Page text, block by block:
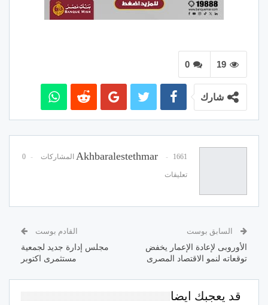
0 19
شارك
Akhbaralestethmar 1661 المشاركات 0
تعليقات
السابق بوست
الأوروبى لإعادة الإعمار يخفض
توقعاته لنمو الاقتصاد المصرى
القادم بوست
مجلس إدارة جديد لجمعية
مستثمرى اكتوبر
قد يعجبك ايضا